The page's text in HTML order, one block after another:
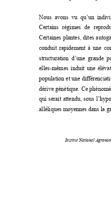
Nous avons vu qu’un
Certains régimes de
Certaines plantes, dites
conduit rapidement à une
structuration d’une grande
elles-mêmes induit une
population et une
dérive génétique. Ce
qui serait attendu, sous
alléliques moyennes dans la
Institut National